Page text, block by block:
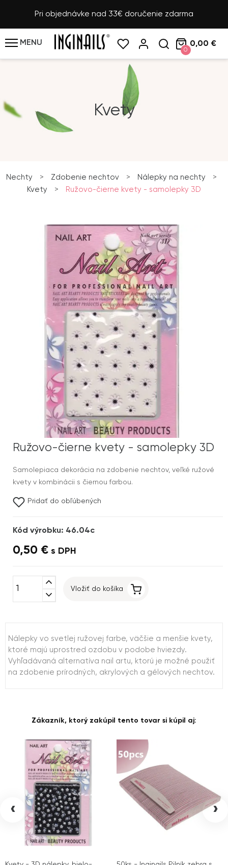
Pri objednávke nad 33€ doručenie zdarma
MENU
0
0,00 €
Kvety
Nechty > Zdobenie nechtov > Nálepky na nechty
>
Kvety
> Ružovo-čierne kvety - samolepky 3D
Ružovo-čierne kvety - samolepky 3D
Samolepiaca dekorácia na zdobenie nechtov, veľké ružové
kvety v kombinácii s čiernou farbou.
Pridať do obľúbených
Kód výrobku: 46.04c
0,50 € s DPH
expand_less
expand_more
Vložiť do košíka
Nálepky vo svetlej ružovej farbe, väčšie a menšie kvety,
ktoré majú uprostred ozdobu v podobe hviezdy.
Vyhľadávaná alternatíva nail artu, ktorú je možné použiť
na zdobenie prírodných, akrylových a gélových nechtov.
Zákazník, ktorý zakúpil tento tovar si kúpil aj:
‹ ›